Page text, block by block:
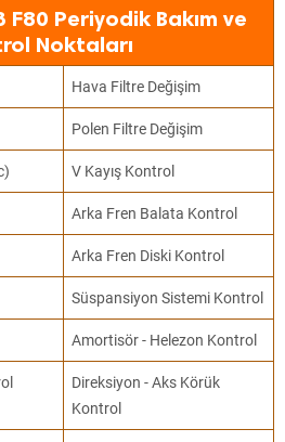
F80 Periyodik Bakım ve
Noktaları
Hava Filtre Değişim
Polen Filtre Değişim
V Kayış Kontrol
Arka Fren Balata Kontrol
Arka Fren Diski Kontrol
Süspansiyon Sistemi Kontrol
Amortisör - Helezon Kontrol
Direksiyon - Aks Körük
Kontrol